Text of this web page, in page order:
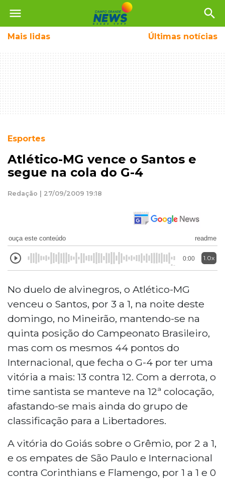
menu search
Mais lidas Últimas notícias
Esportes
Atlético-MG vence o Santos e
segue na cola do G-4
Redação | 27/09/2009 19:18
ouça este conteúdo readme
0:00 1.0x
No duelo de alvinegros, o Atlético-MG
venceu o Santos, por 3 a 1, na noite deste
domingo, no Mineirão, mantendo-se na
quinta posição do Campeonato Brasileiro,
mas com os mesmos 44 pontos do
Internacional, que fecha o G-4 por ter uma
vitória a mais: 13 contra 12. Com a derrota, o
time santista se manteve na 12ª colocação,
afastando-se mais ainda do grupo de
classificação para a Libertadores.
A vitória do Goiás sobre o Grêmio, por 2 a 1,
e os empates de São Paulo e Internacional
contra Corinthians e Flamengo, por 1 a 1 e 0